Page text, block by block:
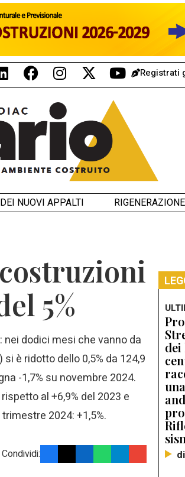
Registrati
NUOVI APPALTI
5%
dodici mesi che vanno da
è ridotto dello 0,5% da 124,9
-1,7% su novembre 2024.
al +6,9% del 2023 e
2024: +1,5%.
Condividi: